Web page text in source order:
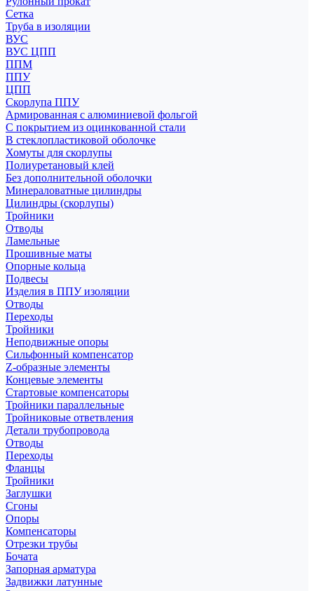
Сетка
Труба в изоляции
ВУС
ВУС ЦПП
ППМ
ППУ
ЦПП
Скорлупа ППУ
Армированная с алюминиевой фольгой
С покрытием из оцинкованной стали
В стеклопластиковой оболочке
Хомуты для скорлупы
Полиуретановый клей
Без дополнительной оболочки
Минераловатные цилиндры
Цилиндры (скорлупы)
Тройники
Отводы
Ламельные
Прошивные маты
Опорные кольца
Подвесы
Изделия в ППУ изоляции
Отводы
Переходы
Тройники
Неподвижные опоры
Cильфонный компенсатор
Z-образные элементы
Концевые элементы
Стартовые компенсаторы
Тройники параллельные
Тройниковые ответвления
Детали трубопровода
Отводы
Переходы
Фланцы
Тройники
Заглушки
Сгоны
Опоры
Компенсаторы
Отрезки трубы
Бочата
Запорная арматура
Задвижки латунные